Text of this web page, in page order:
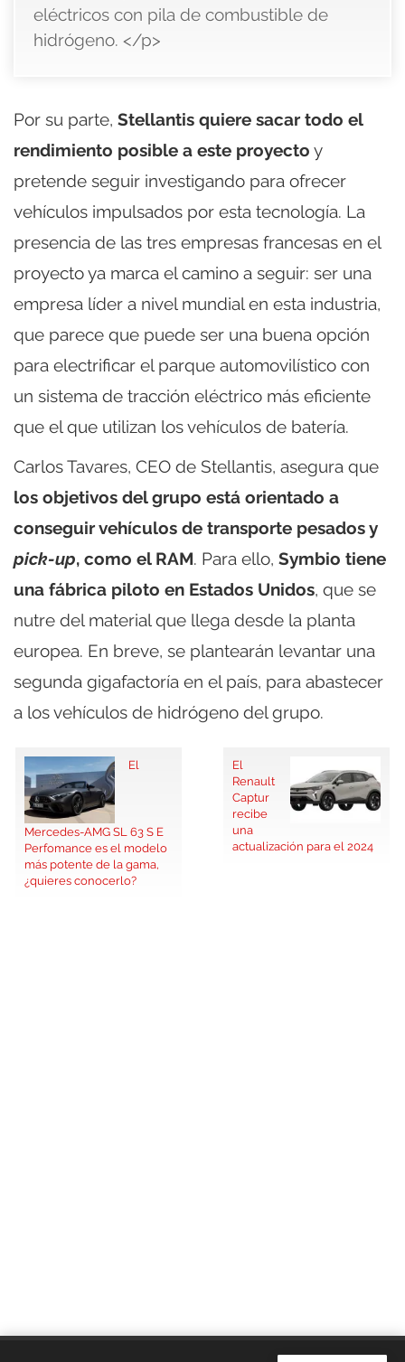
eléctricos con pila de combustible de
hidrógeno. </p>
Por su parte, Stellantis quiere sacar todo el
rendimiento posible a este proyecto y
pretende seguir investigando para ofrecer
vehículos impulsados por esta tecnología. La
presencia de las tres empresas francesas en el
proyecto ya marca el camino a seguir: ser una
empresa líder a nivel mundial en esta industria,
que parece que puede ser una buena opción
para electrificar el parque automovilístico con
un sistema de tracción eléctrico más eficiente
que el que utilizan los vehículos de batería.
Carlos Tavares, CEO de Stellantis, asegura que
los objetivos del grupo está orientado a
conseguir vehículos de transporte pesados y
pick-up, como el RAM. Para ello, Symbio tiene
una fábrica piloto en Estados Unidos, que se
nutre del material que llega desde la planta
europea. En breve, se plantearán levantar una
segunda gigafactoría en el país, para abastecer
a los vehículos de hidrógeno del grupo.
El
Mercedes-AMG SL 63 S E
Perfomance es el modelo
más potente de la gama,
¿quieres conocerlo?
El
Renault
Captur
recibe
una
actualización para el 2024